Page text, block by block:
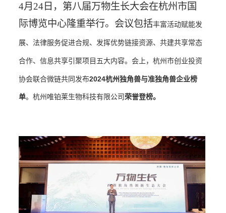
4月24日，第八届万物生长大会在杭州市国
际博览中心隆重举行。会议包括丰富活动赋能发
展、法律服务促进合规、发挥优势链接资源、共建共享常态
合作、信息共享引聚项 目五大内容。会上，杭州市创业投资
协会联合微链共同发布2024杭州独角兽与准独角兽企业榜
单。杭州唯铂莱生物科技有限公司荣誉登榜。